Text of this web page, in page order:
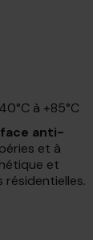
à +85°C
anti-
et à
et